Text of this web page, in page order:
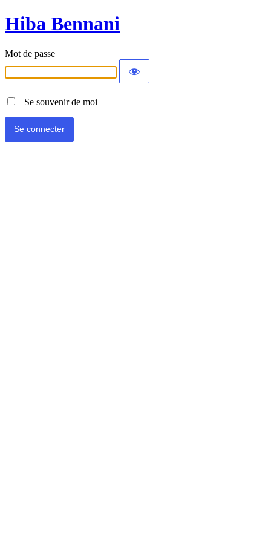
Hiba Bennani
Mot de passe
Se souvenir de moi